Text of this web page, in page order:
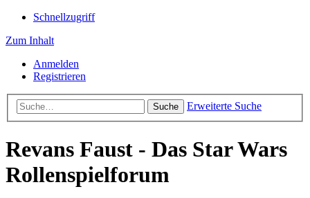
Schnellzugriff
Zum Inhalt
Anmelden
Registrieren
Suche Erweiterte Suche
Revans Faust - Das Star Wars
Rollenspielforum